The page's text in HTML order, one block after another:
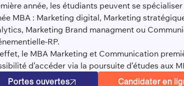
année, les étudiants peuvent se
MBA : Marketing digital, Marketing
Marketing Brand managment ou
RP.
le MBA Marketing et Communication
d’accéder via la poursuite d’études aux
Portes ouvertes Candidater en